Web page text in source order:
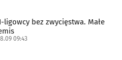
ligowcy bez zwycięstwa. Małe
09:43